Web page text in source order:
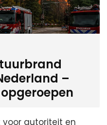
–
voor autoriteit en